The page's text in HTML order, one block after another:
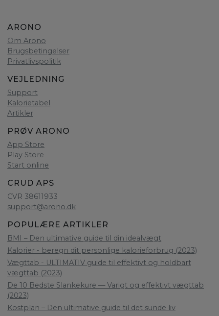
ARONO
Om Arono
Brugsbetingelser
Privatlivspolitik
VEJLEDNING
Support
Kalorietabel
Artikler
PRØV ARONO
App Store
Play Store
Start online
CRUD APS
CVR 38611933
support@arono.dk
POPULÆRE ARTIKLER
BMI – Den ultimative guide til din idealvægt
Kalorier - beregn dit personlige kalorieforbrug (2023)
Vægttab - ULTIMATIV guide til effektivt og holdbart
vægttab (2023)
De 10 Bedste Slankekure — Varigt og effektivt vægttab
(2023)
Kostplan – Den ultimative guide til det sunde liv